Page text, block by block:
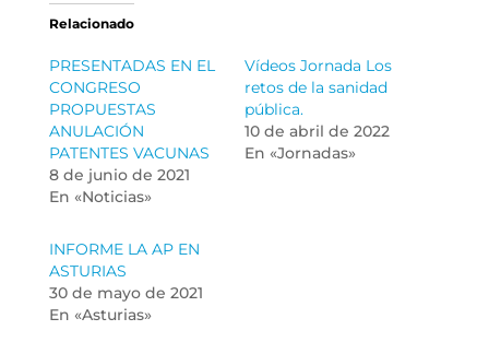
Relacionado
PRESENTADAS EN EL
CONGRESO
PROPUESTAS
ANULACIÓN
PATENTES VACUNAS
8 de junio de 2021
En «Noticias»
Vídeos Jornada Los
retos de la sanidad
pública.
10 de abril de 2022
En «Jornadas»
INFORME LA AP EN
ASTURIAS
30 de mayo de 2021
En «Asturias»